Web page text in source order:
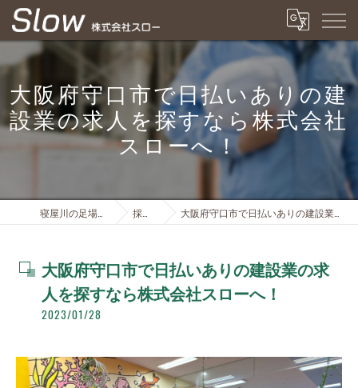
大阪府守口市で日払いありの建
設業の求人を探すなら株式会社
スローへ！
採用ブログ 大阪府守口市で日払いありの建設業の求人を探すなら株式会社スローへ！
大阪府守口市で日払いありの建設業の求
人を探すなら株式会社スローへ！
2023/01/28